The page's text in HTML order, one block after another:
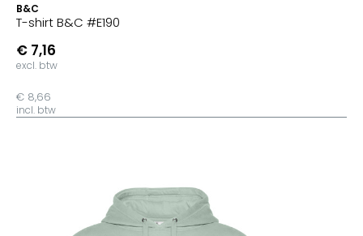
B&C
T-shirt B&C #E190
€ 7,16
excl. btw
€ 8,66
incl. btw